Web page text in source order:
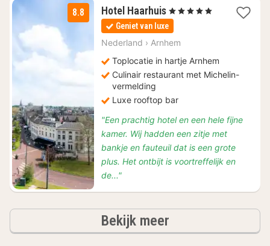
8.8 Hotel Haarhuis1
nacht
vanaf
€
, 5 Sterren
Geniet van luxe
Nederland › Arnhem
Toplocatie in hartje Arnhem
Culinair restaurant met Michelin-
vermelding
Luxe rooftop bar
"Een prachtig hotel en een hele fijne
kamer. Wij hadden een zitje met
bankje en fauteuil dat is een grote
plus. Het ontbijt is voortreffelijk en
de..."
Bekijk meerhotels